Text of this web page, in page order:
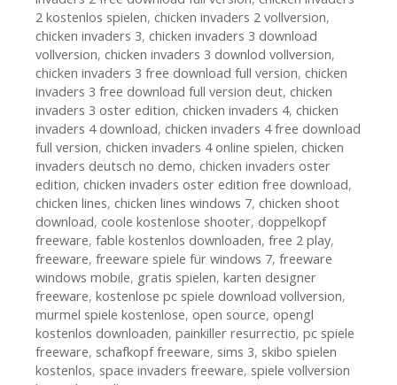
2 kostenlos spielen, chicken invaders 2 vollversion,
chicken invaders 3, chicken invaders 3 download
vollversion, chicken invaders 3 downlod vollversion,
chicken invaders 3 free download full version, chicken
invaders 3 free download full version deut, chicken
invaders 3 oster edition, chicken invaders 4, chicken
invaders 4 download, chicken invaders 4 free download
full version, chicken invaders 4 online spielen, chicken
invaders deutsch no demo, chicken invaders oster
edition, chicken invaders oster edition free download,
chicken lines, chicken lines windows 7, chicken shoot
download, coole kostenlose shooter, doppelkopf
freeware, fable kostenlos downloaden, free 2 play,
freeware, freeware spiele für windows 7, freeware
windows mobile, gratis spielen, karten designer
freeware, kostenlose pc spiele download vollversion,
murmel spiele kostenlose, open source, opengl
kostenlos downloaden, painkiller resurrectio, pc spiele
freeware, schafkopf freeware, sims 3, skibo spielen
kostenlos, space invaders freeware, spiele vollversion